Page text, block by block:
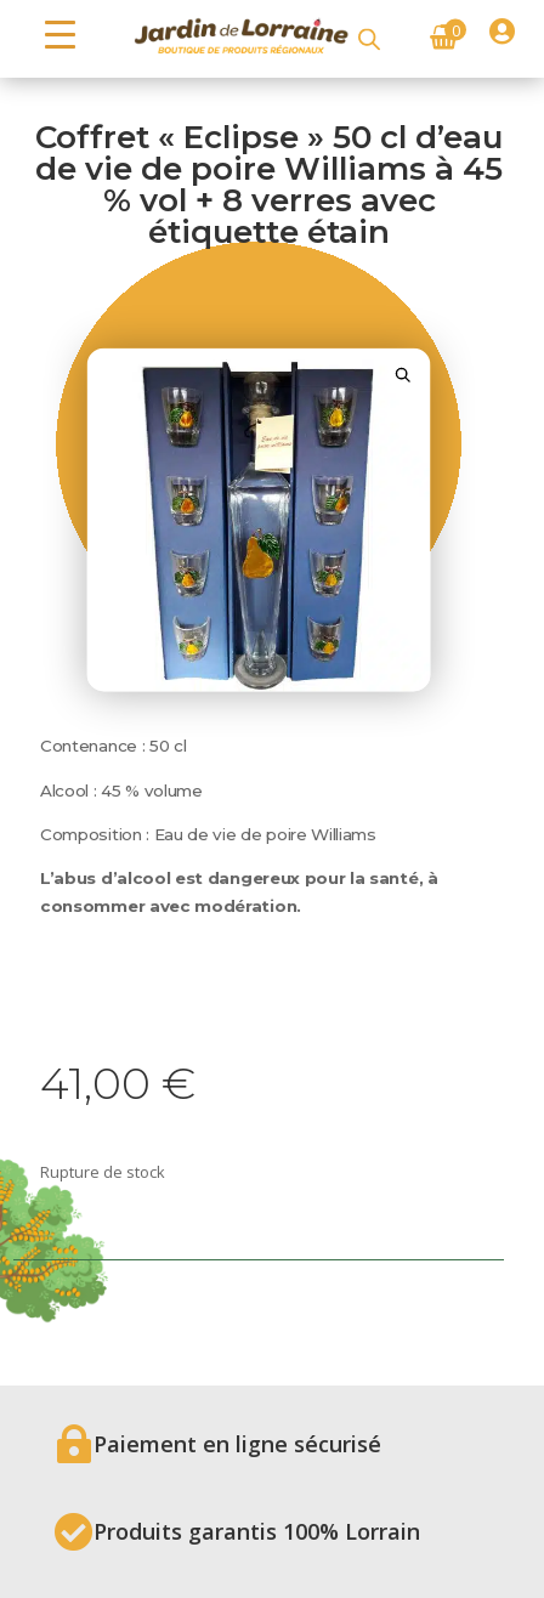

0
Coffret « Eclipse » 50 cl d’eau
de vie de poire Williams à 45
% vol + 8 verres avec
étiquette étain
Contenance : 50 cl
Alcool : 45 % volume
Composition : Eau de vie de poire Williams
L’abus d’alcool est dangereux pour la santé, à
consommer avec modération.
41,00 €
Rupture de stock
Paiement en ligne sécurisé
Produits garantis 100% Lorrain